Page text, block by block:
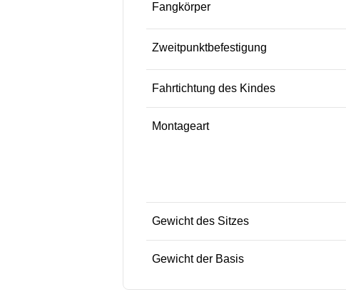
Fangkörper
Zweitpunktbefestigung
Fahrtichtung des Kindes
Montageart
Gewicht des Sitzes
Gewicht der Basis